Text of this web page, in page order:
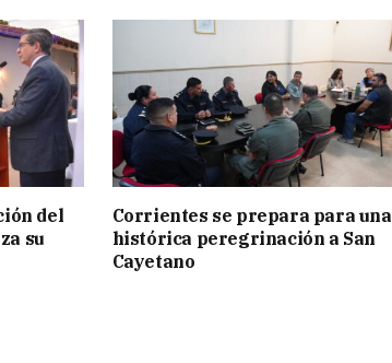
del
su
Corrientes se prepara para una
histórica peregrinación a San
Cayetano